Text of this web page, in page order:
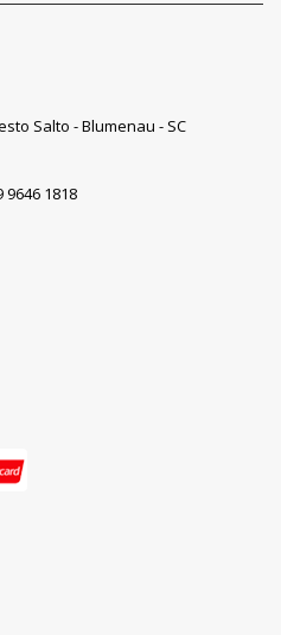
Salto - Blumenau - SC
9646 1818